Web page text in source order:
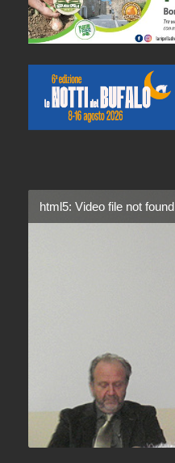
html5: Video file not found